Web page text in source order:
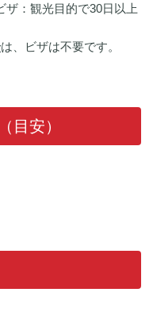
：観光目的で30日以上
は、ビザは不要です。
目安）